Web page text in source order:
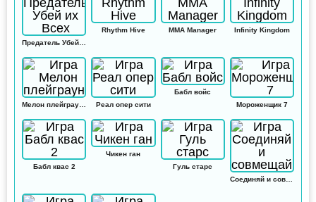
Rhythm Hive MMA Manager Infinity Kingdom
Реал опер сити
Бабл войс
Мороженщик 7
Бабл квас 2
Чикен ган
Гуль старс
Соединяй и совмещай